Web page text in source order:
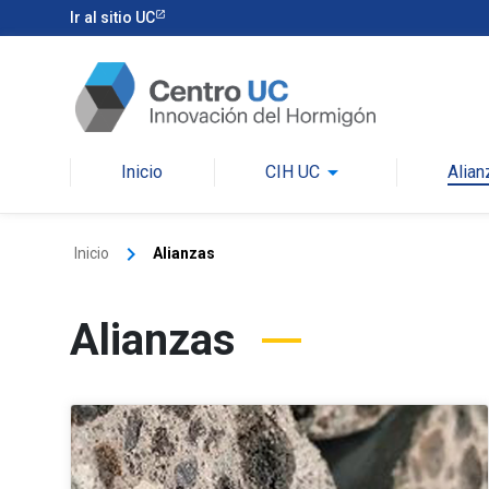
Ir al sitio UC
Inicio CIH UCarrow_drop_down
Inicio keyboard_arrow_right Alianzas
Alianzas